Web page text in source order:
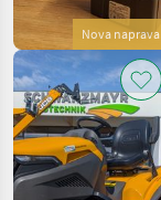
Nova naprava